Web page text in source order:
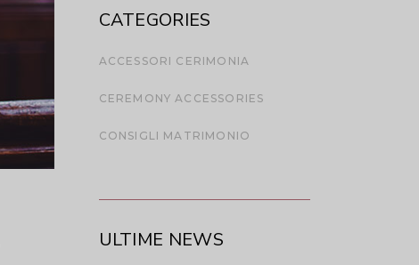
CATEGORIES
ACCESSORI CERIMONIA
CEREMONY ACCESSORIES
CONSIGLI MATRIMONIO
ULTIME NEWS